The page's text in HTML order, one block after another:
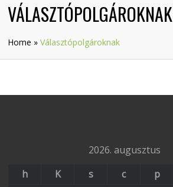
VÁLASZTÓPOLGÁROKNAK
Home »Választópolgároknak
2026. augusztus
h
K s c p